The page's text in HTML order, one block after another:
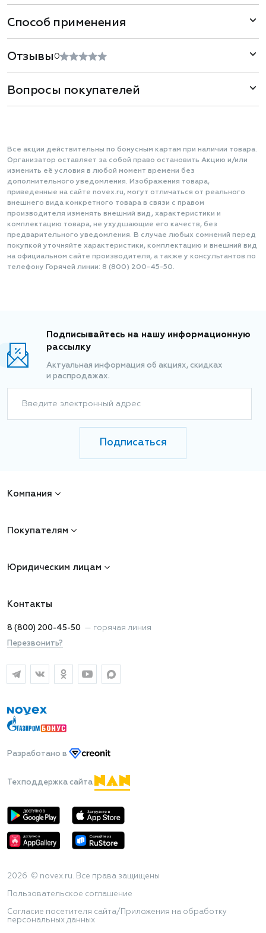
Способ применения
Отзывы 0
Вопросы покупателей
Все акции действительны по бонусным картам при наличии товара.
Организатор оставляет за собой право остановить Акцию и/или
изменить её условия в любой момент времени без
дополнительного уведомления. Изображения товара,
приведенные на сайте novex.ru, могут отличаться от реального
внешнего вида конкретного товара в связи с правом
производителя изменять внешний вид, характеристики и
комплектацию товара, не ухудшающие его качеств, без
предварительного уведомления. В случае любых сомнений перед
покупкой уточняйте характеристики, комплектацию и внешний вид
на официальном сайте производителя, а также у консультантов по
телефону Горячей линии: 8 (800) 200-45-50.
Подписывайтесь на нашу информационную
рассылку
Актуальная информация об акциях, скидках
и распродажах.
Введите электронный адрес
Подписаться
Компания
Покупателям
Юридическим лицам
Контакты
8 (800) 200-45-50 — горячая линия
Перезвонить?
Разработано в
Техподдержка сайта
2026 © novex.ru. Все права защищены
Пользовательское соглашение
Согласие посетителя сайта/Приложения на обработку
персональных данных